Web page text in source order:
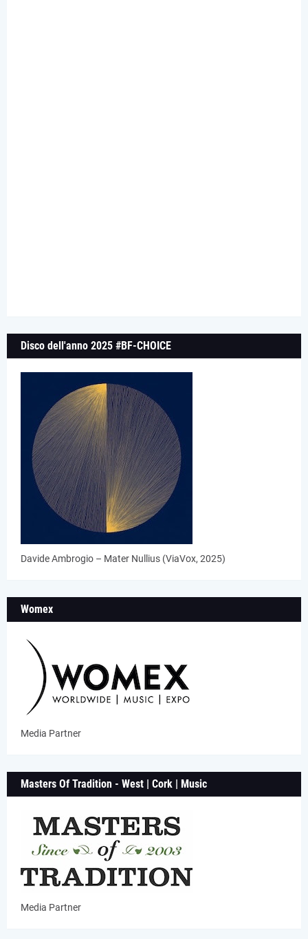
Disco dell'anno 2025 #BF-CHOICE
Davide Ambrogio – Mater Nullius (ViaVox, 2025)
Womex
Media Partner
Masters Of Tradition - West | Cork | Music
Media Partner